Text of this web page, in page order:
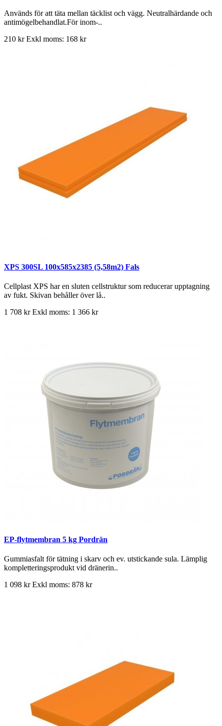
Används för att täta mellan täcklist och vägg. Neutralhärdande och
antimögelbehandlat.För inom-..
210 krExkl moms: 168 kr
XPS 300SL 100x585x2385 (5,58m2) Fals
Cellplast XPS har en sluten cellstruktur som reducerar upptagning
av fukt. Skivan behåller över lå..
1 708 krExkl moms: 1 366 kr
EP-flytmembran 5 kg Pordrän
Gummiasfalt för tätning i skarv och ev. utstickande sula. Lämplig
kompletteringsprodukt vid dränerin..
1 098 krExkl moms: 878 kr